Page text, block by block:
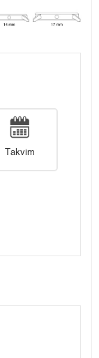
Takvim